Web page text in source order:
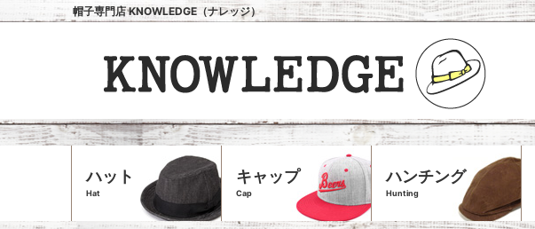
帽子専門店 KNOWLEDGE（ナレッジ）
ハット
Hat
キャップ
Cap
ハンチング
Hunting